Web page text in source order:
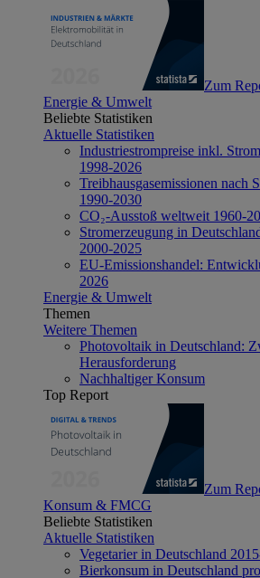
Zum
Energie & Umwelt
Beliebte Statistiken
Aktuelle Statistiken
Industriestrompreise inkl.
1998-2026
Treibhausgasemissionen nach
1990-2030
CO₂-Ausstoß weltweit 1960-
Stromerzeugung in
2000-2025
EU-Emissionshandel:
2026
Energie & Umwelt
Themen
Weitere Themen
Photovoltaik in Deutschland:
Herausforderung
Nachhaltiger Konsum
Top Report
Zum
Konsum & FMCG
Beliebte Statistiken
Aktuelle Statistiken
Vegetarier in Deutschland
Bierkonsum in Deutschland